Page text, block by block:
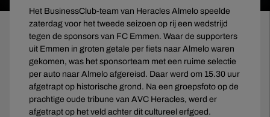
Het BusinessClub-team van Heracles Almelo speelde
zaterdag voor het tweede seizoen op rij een wedstrijd
tegen de sponsors van FC Emmen. Waar de supporters
uit Emmen in groten getale per fiets naar Almelo waren
gekomen, was het sponsorteam met een ruime selectie
per auto naar Almelo afgereisd. Daar werd om 15.30 uur
afgetrapt op historische grond. Na een groepsfoto op de
prachtige oude tribune van AVC Heracles, werd er
afgetrapt op het veld achter dit cultureel erfgoed.